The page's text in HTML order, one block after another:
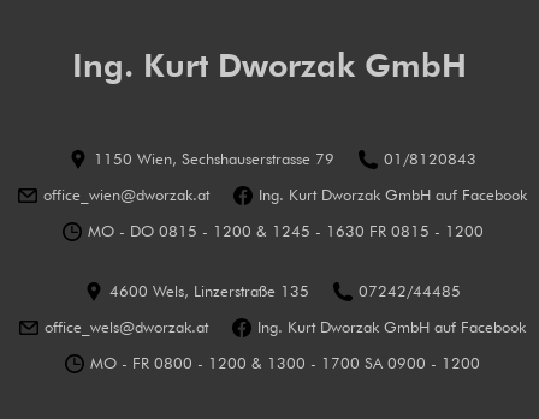
Ing. Kurt Dworzak GmbH
1150 Wien, Sechshauserstrasse 79
01/8120843
office_wien@dworzak.at
Ing. Kurt Dworzak GmbH auf Facebook
MO - DO 0815 - 1200 & 1245 - 1630 FR 0815 - 1200
4600 Wels, Linzerstraße 135
07242/44485
office_wels@dworzak.at
Ing. Kurt Dworzak GmbH auf Facebook
MO - FR 0800 - 1200 & 1300 - 1700 SA 0900 - 1200